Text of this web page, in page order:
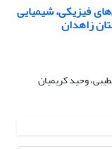
فیزیکی، شیمیایی
زاهدان
وحید کریمیان